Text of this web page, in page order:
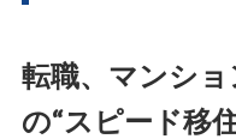
転職、マンシ
の“スピード移